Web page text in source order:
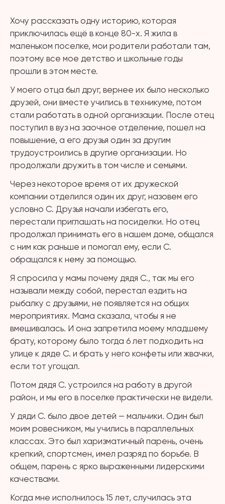
Хочу рассказать одну историю, которая
приключилась ещё в конце 80-х. Я жила в
маленьком поселке, мои родители работали там,
поэтому все мое детство и школьные годы
прошли в этом месте.
У моего отца был друг, вернее их было несколько
друзей, они вместе учились в техникуме, потом
стали работать в одной организации. После отец
поступил в вуз на заочное отделение, пошел на
повышение, а его друзья один за другим
трудоустроились в другие организации. Но
продолжали дружить в том числе и семьями.
Через некоторое время от их дружеской
компании отделился один их друг, назовем его
условно С. Друзья начали избегать его,
перестали приглашать на посиделки. Но отец
продолжал принимать его в нашем доме, общался
с ним как раньше и помогал ему, если С.
обращался к нему за помощью.
Я спросила у мамы почему дядя С., так мы его
называли между собой, перестал ездить на
рыбалку с друзьями, не появляется на общих
мероприятиях. Мама сказала, чтобы я не
вмешивалась. И она запретила моему младшему
брату, которому было тогда 6 лет подходить на
улице к дяде С. и брать у него конфеты или жвачки,
если тот угощал.
Потом дядя С. устроился на работу в другой
район, и мы его в поселке практически не видели.
У дяди С. было двое детей — мальчики. Один был
моим ровесником, мы учились в параллельных
классах. Это был харизматичный парень, очень
крепкий, спортсмен, имел разряд по борьбе. В
общем, парень с ярко выраженными лидерскими
качествами.
Когда мне исполнилось 15 лет, случилась эта